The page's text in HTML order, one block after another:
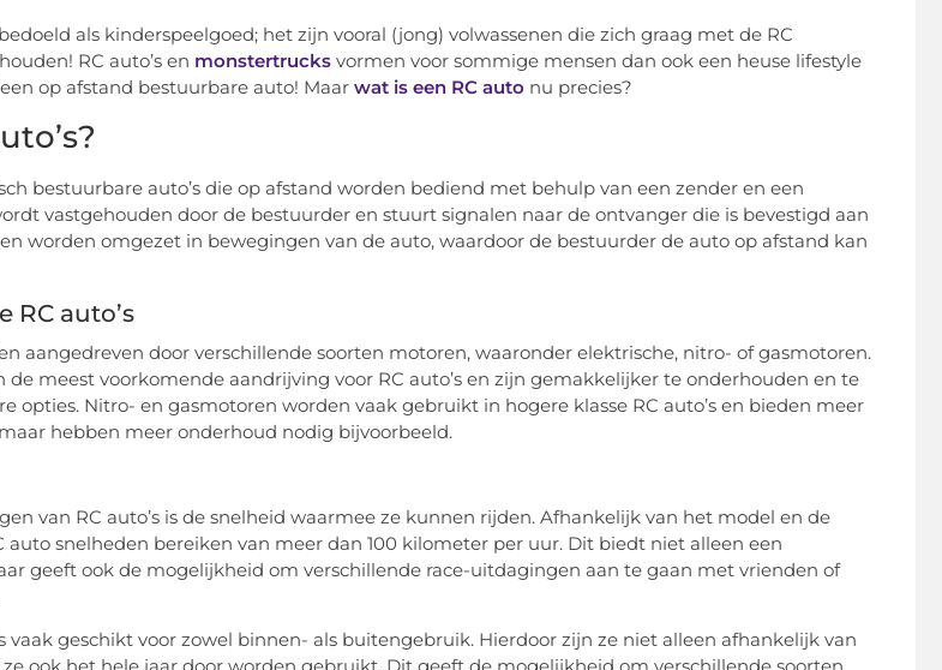
als kinderspeelgoed; het zijn vooral (jong) volwassenen die zich graag met de RC
RC auto’s en monstertrucks vormen voor sommige mensen dan ook een heuse lifestyle
op afstand bestuurbare auto! Maar wat is een RC auto nu precies?
bestuurbare auto’s die op afstand worden bediend met behulp van een zender en een
vastgehouden door de bestuurder en stuurt signalen naar de ontvanger die is bevestigd aan
worden omgezet in bewegingen van de auto, waardoor de bestuurder de auto op afstand kan
RC auto’s
aangedreven door verschillende soorten motoren, waaronder elektrische, nitro- of gasmotoren.
de meest voorkomende aandrijving voor RC auto’s en zijn gemakkelijker te onderhouden en te
opties. Nitro- en gasmotoren worden vaak gebruikt in hogere klasse RC auto’s en bieden meer
hebben meer onderhoud nodig bijvoorbeeld.
van RC auto’s is de snelheid waarmee ze kunnen rijden. Afhankelijk van het model en de
auto snelheden bereiken van meer dan 100 kilometer per uur. Dit biedt niet alleen een
geeft ook de mogelijkheid om verschillende race-uitdagingen aan te gaan met vrienden of
vaak geschikt voor zowel binnen- als buitengebruik. Hierdoor zijn ze niet alleen afhankelijk van